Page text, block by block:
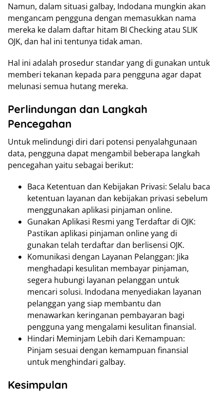
Namun, dalam situasi galbay, Indodana mungkin akan
mengancam pengguna dengan memasukkan nama
mereka ke dalam daftar hitam BI Checking atau SLIK
OJK, dan hal ini tentunya tidak aman.
Hal ini adalah prosedur standar yang di gunakan untuk
memberi tekanan kepada para pengguna agar dapat
melunasi semua hutang mereka.
Perlindungan dan Langkah
Pencegahan
Untuk melindungi diri dari potensi penyalahgunaan
data, pengguna dapat mengambil beberapa langkah
pencegahan yaitu sebagai berikut:
Baca Ketentuan dan Kebijakan Privasi: Selalu baca
ketentuan layanan dan kebijakan privasi sebelum
menggunakan aplikasi pinjaman online.
Gunakan Aplikasi Resmi yang Terdaftar di OJK:
Pastikan aplikasi pinjaman online yang di
gunakan telah terdaftar dan berlisensi OJK.
Komunikasi dengan Layanan Pelanggan: Jika
menghadapi kesulitan membayar pinjaman,
segera hubungi layanan pelanggan untuk
mencari solusi. Indodana menyediakan layanan
pelanggan yang siap membantu dan
menawarkan keringanan pembayaran bagi
pengguna yang mengalami kesulitan finansial.
Hindari Meminjam Lebih dari Kemampuan:
Pinjam sesuai dengan kemampuan finansial
untuk menghindari galbay.
Kesimpulan